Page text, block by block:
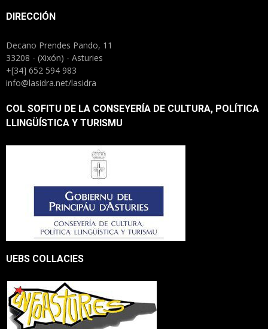
DIRECCIÓN
Decano Prendes Pando, 11
33208 - (Xixón) - Asturies
+[34] 652 594 983
info@lasidra.net/lasidra
COL SOFITU DE LA CONSEYERÍA DE CULTURA, POLÍTICA
LLINGÜÍSTICA Y TURISMU
UEBS COLLACIES